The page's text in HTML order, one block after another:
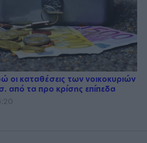
οι καταθέσεις των νοικοκυριών
από τα προ κρίσης επίπεδα